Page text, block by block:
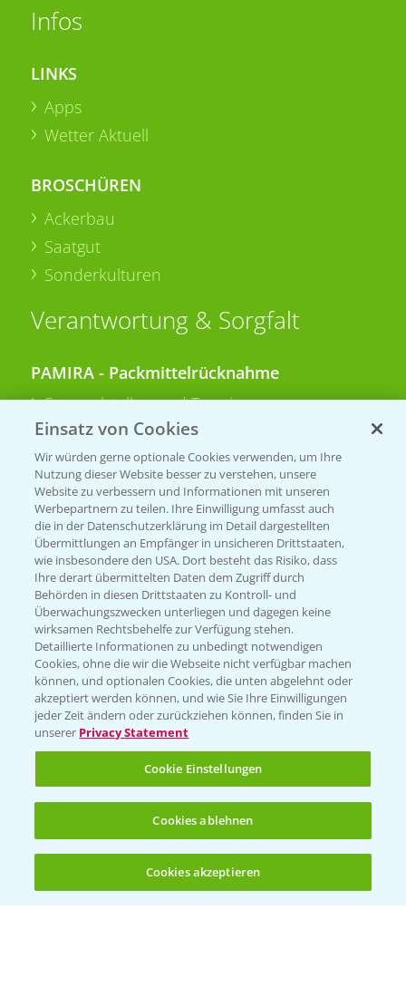
(noch 4)
Infos
LINKS
Apps
Wetter Aktuell
BROSCHÜREN
Ackerbau
Saatgut
Sonderkulturen
Verantwortung & Sorgfalt
PAMIRA - Packmittelrücknahme
Sammelstellen und Termine
PRE - Chemikalien sicher entsorgen
Sammelstellen und Termine
Kontakt & Notfall
Beratung auf WhatsApp
T.+49 (0)174 346 564 1
KONTAKT
Hilfe in Notfällen
T.+49 (0)214/30-20220
Folgen Sie uns
Einsatz von Cookies
Wir würden gerne optionale Cookies verwenden, um Ihre
Nutzung dieser Website besser zu verstehen, unsere
Website zu verbessern und Informationen mit unseren
Werbepartnern zu teilen. Ihre Einwilligung umfasst auch
die in der Datenschutzerklärung im Detail dargestellten
Übermittlungen an Empfänger in unsicheren Drittstaaten,
wie insbesondere den USA. Dort besteht das Risiko, dass
Ihre derart übermittelten Daten dem Zugriff durch
Behörden in diesen Drittstaaten zu Kontroll- und
Überwachungszwecken unterliegen und dagegen keine
wirksamen Rechtsbehelfe zur Verfügung stehen.
Detaillierte Informationen zu unbedingt notwendigen
Cookies, ohne die wir die Webseite nicht verfügbar machen
können, und optionalen Cookies, die unten abgelehnt oder
akzeptiert werden können, und wie Sie Ihre Einwilligungen
jeder Zeit ändern oder zurückziehen können, finden Sie in
unserer Privacy Statement
Cookie Einstellungen
Cookies ablehnen
Cookies akzeptieren